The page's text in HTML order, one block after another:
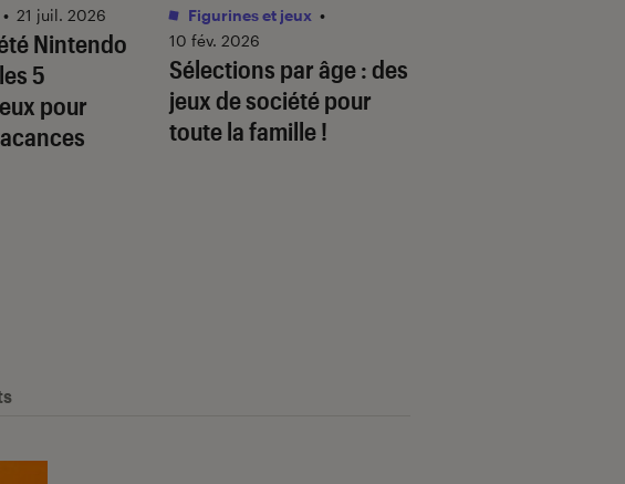
Nintendo
5
pour
• 21 juil. 2026
Sélections par âge : des
jeux de société pour
toute la famille !
Figurines et jeux •
10 fév. 2026